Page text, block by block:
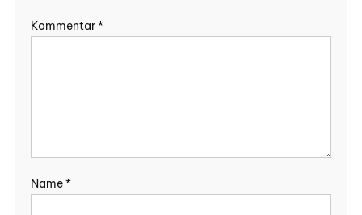
Kommentar*
Name*